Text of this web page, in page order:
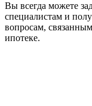
Вы всегда можете
специалистам и
вопросам,
ипотеке.